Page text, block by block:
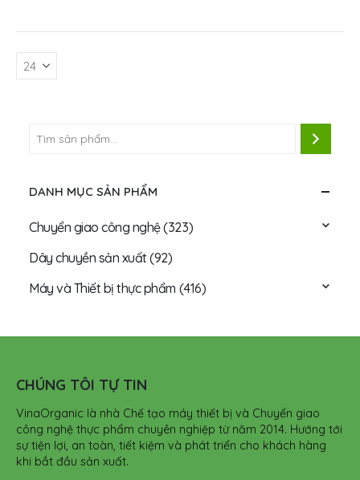
DANH MỤC SẢN PHẨM
Chuyển giao công nghệ(323)
Dây chuyền sản xuất(92)
Máy và Thiết bị thực phẩm (416)
CHÚNG TÔI TỰ TIN
VinaOrganic là nhà Chế tạo máy thiết bị và Chuyển giao
công nghệ thực phẩm chuyên nghiệp từ năm 2014. Hướng tới
sự tiện lợi, an toàn, tiết kiệm và phát triển cho khách hàng
khi bắt đầu sản xuất.